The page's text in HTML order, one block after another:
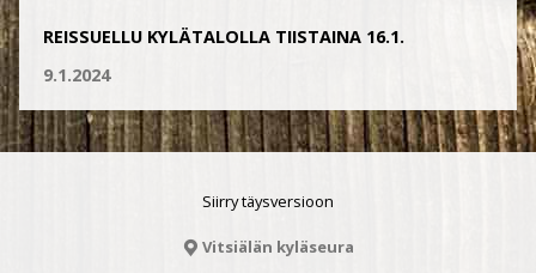
REISSUELLU KYLÄTALOLLA TIISTAINA 16.1.
9.1.2024
Siirry täysversioon
Vitsiälän kyläseura